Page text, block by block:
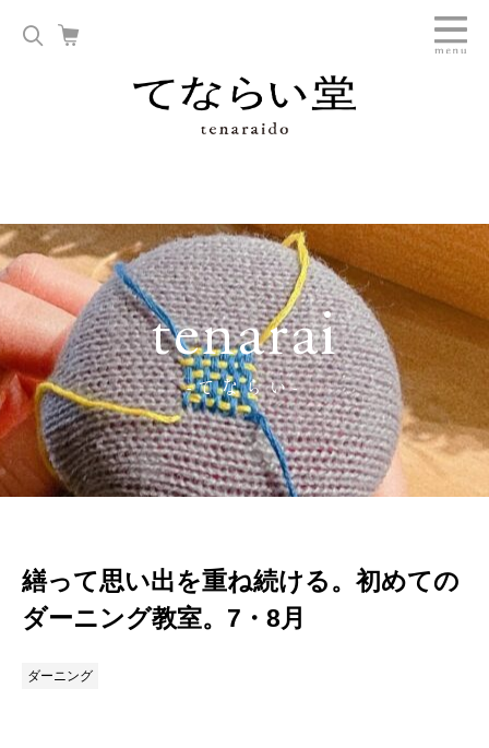
tenarai
-てならい-
繕って思い出を重ね続ける。初めての
ダーニング教室。7・8月
ダーニング